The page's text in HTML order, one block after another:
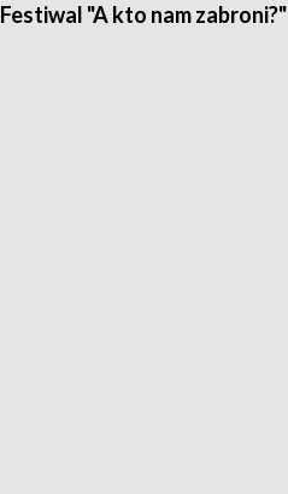
Festiwal "A kto nam zabroni?"